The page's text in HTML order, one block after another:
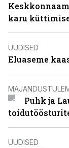
karu
UUDISED
Eluaseme
Puhk ja
UUDISED